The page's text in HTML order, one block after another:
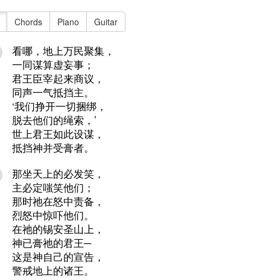
Chords Piano Guitar
看哪，地上万民聚集，
一同谋算虚妄事；
君王臣宰起来商议，
同声一气抵挡主。
‘我们挣开一切捆绑，
脱去他们的绳索，’
世上君王如此设谋，
抵挡神并受膏者。
那坐天上的必发笑，
主必定嗤笑他们；
那时祂在怒中责备，
烈怒中惊吓他们。
在祂的锡安圣山上，
神已膏祂的君王─
这是神自己的宣告，
警戒地上的诸王。